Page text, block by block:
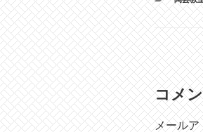
テ
ゴ
リ
ー
コメ
メールア